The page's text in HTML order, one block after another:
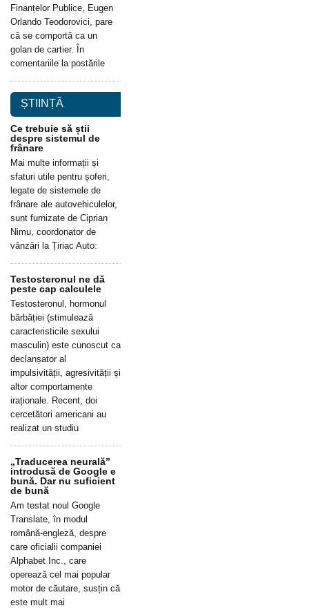
Finanțelor Publice, Eugen
Orlando Teodorovici, pare
că se comportă ca un
golan de cartier. În
comentariile la postările
ȘTIINȚĂ
Ce trebuie să știi
despre sistemul de
frânare
Mai multe informații și
sfaturi utile pentru șoferi,
legate de sistemele de
frânare ale autovehiculelor,
sunt furnizate de Ciprian
Nimu, coordonator de
vânzări la Țiriac Auto:
Testosteronul ne dă
peste cap calculele
Testosteronul, hormonul
bărbăției (stimulează
caracteristicile sexului
masculin) este cunoscut ca
declanșator al
impulsivității, agresivității și
altor comportamente
iraționale. Recent, doi
cercetători americani au
realizat un studiu
„Traducerea neurală”
introdusă de Google e
bună. Dar nu suficient
de bună
Am testat noul Google
Translate, în modul
română-engleză, despre
care oficialii companiei
Alphabet Inc., care
operează cel mai popular
motor de căutare, susțin că
este mult mai